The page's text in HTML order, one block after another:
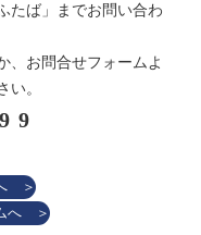
たば」までお問い合わ
、お問合せフォームよ
い。
＞
へ ＞